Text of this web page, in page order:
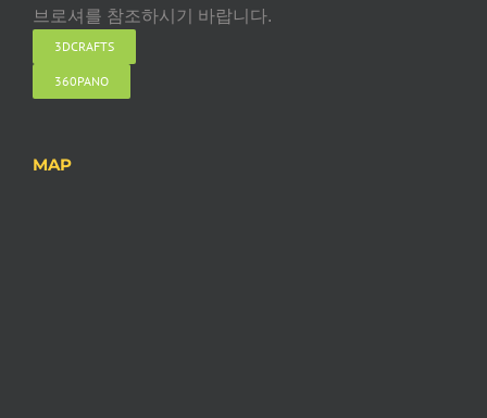
브로셔를 참조하시기 바랍니다.
3DCRAFTS
360PANO
MAP